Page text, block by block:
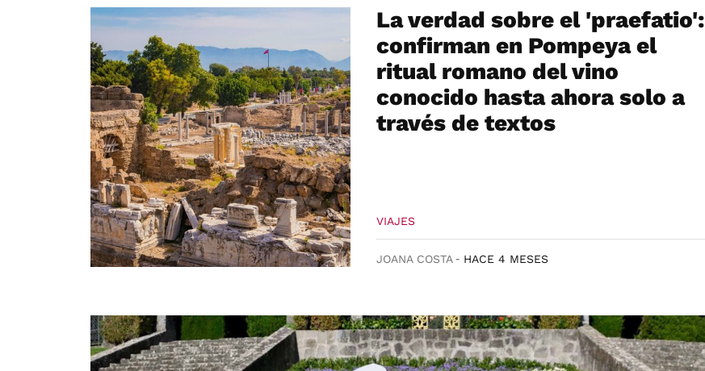
La verdad sobre el 'praefatio':
confirman en Pompeya el
ritual romano del vino
conocido hasta ahora solo a
través de textos
VIAJES
JOANA COSTA HACE 4 MESES